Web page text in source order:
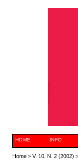
HOME INFO
Home> V. 10, N. 2 (2002) >